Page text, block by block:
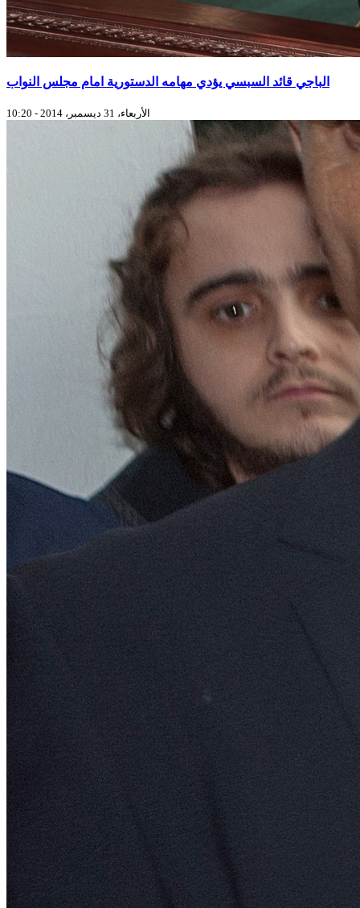
الباجي قائد السبسي يؤدي مهامه الدستورية امام مجلس النواب
الأربعاء، 31 ديسمبر، 2014 - 10:20